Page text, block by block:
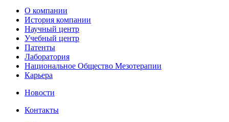
О компании
История компании
Научный центр
Учебный центр
Патенты
Лаборатория
Национальное Общество Мезотерапии
Карьера
Новости
Контакты